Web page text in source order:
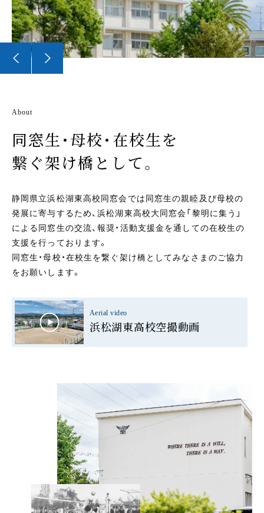
About
同窓生・母校・在校生を
繋ぐ架け橋として。
静岡県立浜松湖東高校同窓会では同窓生の親睦及び母校の
発展に寄与するため、浜松湖東高校大同窓会「黎明に集う」
による同窓生の交流、報奨・活動支援金を通しての在校生の
支援を行っております。
同窓生・母校・在校生を繋ぐ架け橋としてみなさまのご協力
をお願いします。
Aerial video
浜松湖東高校空撮動画